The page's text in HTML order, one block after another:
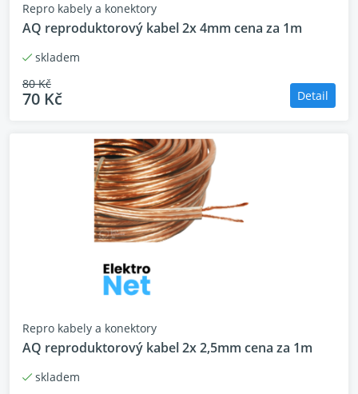
Repro kabely a konektory
AQ reproduktorový kabel 2x 4mm cena za 1m
skladem
80 Kč
70 Kč Detail
Repro kabely a konektory
AQ reproduktorový kabel 2x 2,5mm cena za 1m
skladem